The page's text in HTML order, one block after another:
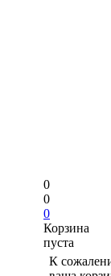
0
0
0
Корзина
пуста
К